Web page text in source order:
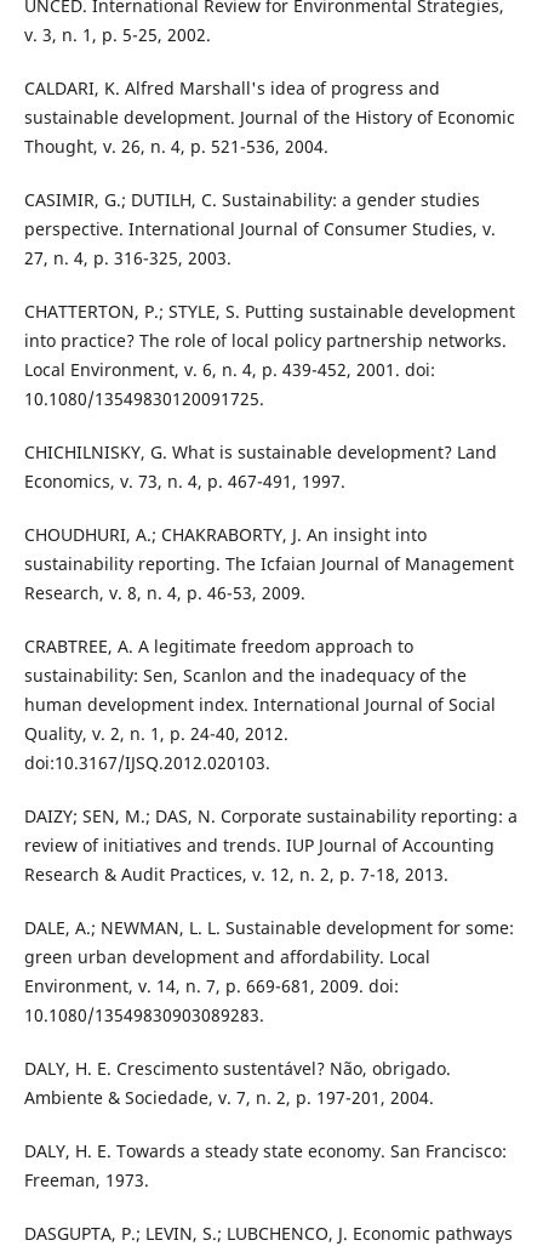
UNCED. International Review for Environmental Strategies,
v. 3, n. 1, p. 5-25, 2002.
CALDARI, K. Alfred Marshall's idea of progress and
sustainable development. Journal of the History of Economic
Thought, v. 26, n. 4, p. 521-536, 2004.
CASIMIR, G.; DUTILH, C. Sustainability: a gender studies
perspective. International Journal of Consumer Studies, v.
27, n. 4, p. 316-325, 2003.
CHATTERTON, P.; STYLE, S. Putting sustainable development
into practice? The role of local policy partnership networks.
Local Environment, v. 6, n. 4, p. 439-452, 2001. doi:
10.1080/13549830120091725.
CHICHILNISKY, G. What is sustainable development? Land
Economics, v. 73, n. 4, p. 467-491, 1997.
CHOUDHURI, A.; CHAKRABORTY, J. An insight into
sustainability reporting. The Icfaian Journal of Management
Research, v. 8, n. 4, p. 46-53, 2009.
CRABTREE, A. A legitimate freedom approach to
sustainability: Sen, Scanlon and the inadequacy of the
human development index. International Journal of Social
Quality, v. 2, n. 1, p. 24-40, 2012.
doi:10.3167/IJSQ.2012.020103.
DAIZY; SEN, M.; DAS, N. Corporate sustainability reporting: a
review of initiatives and trends. IUP Journal of Accounting
Research & Audit Practices, v. 12, n. 2, p. 7-18, 2013.
DALE, A.; NEWMAN, L. L. Sustainable development for some:
green urban development and affordability. Local
Environment, v. 14, n. 7, p. 669-681, 2009. doi:
10.1080/13549830903089283.
DALY, H. E. Crescimento sustentável? Não, obrigado.
Ambiente & Sociedade, v. 7, n. 2, p. 197-201, 2004.
DALY, H. E. Towards a steady state economy. San Francisco:
Freeman, 1973.
DASGUPTA, P.; LEVIN, S.; LUBCHENCO, J. Economic pathways